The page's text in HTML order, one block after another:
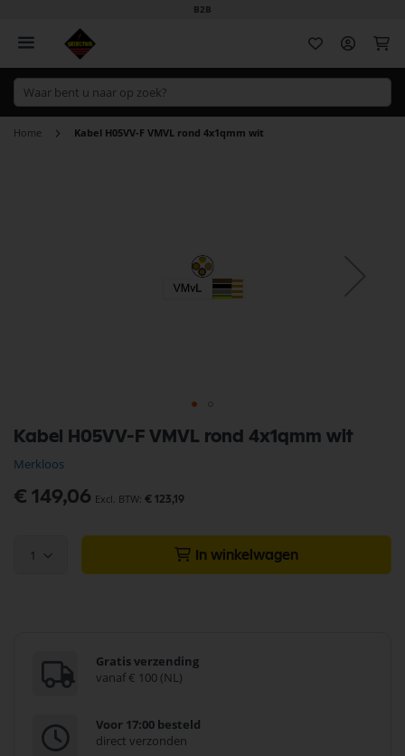
B2B
Home Kabel H05VV-F VMVL rond 4x1qmm wit
Kabel H05VV-F VMVL rond 4x1qmm wit
Merkloos
€ 149,06 € 123,19
1 In winkelwagen
Gratis verzending
vanaf € 100 (NL)
Voor 17:00 besteld
direct verzonden
naar
het
begin
van
de